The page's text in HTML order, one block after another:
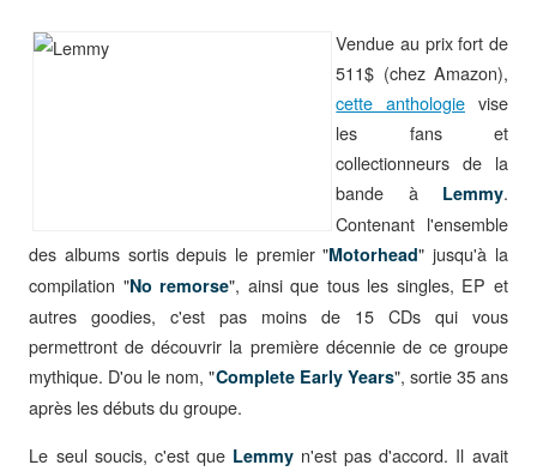
Vendue au prix fort de
511$ (chez Amazon),
cette anthologie vise
les fans et
collectionneurs de la
bande à Lemmy.
Contenant l'ensemble
des albums sortis depuis le premier "Motorhead" jusqu'à la
compilation "No remorse", ainsi que tous les singles, EP et
autres goodies, c'est pas moins de 15 CDs qui vous
permettront de découvrir la première décennie de ce groupe
mythique. D'ou le nom, "Complete Early Years", sortie 35 ans
après les débuts du groupe.
Le seul soucis, c'est que Lemmy n'est pas d'accord. Il avait